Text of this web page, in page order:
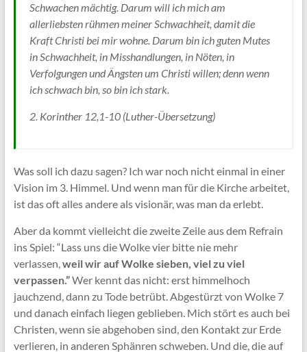
Schwachen mächtig. Darum will ich mich am
allerliebsten rühmen meiner Schwachheit, damit die
Kraft Christi bei mir wohne. Darum bin ich guten Mutes
in Schwachheit, in Misshandlungen, in Nöten, in
Verfolgungen und Ängsten um Christi willen; denn wenn
ich schwach bin, so bin ich stark.
2. Korinther 12,1-10 (Luther-Übersetzung)
Was soll ich dazu sagen? Ich war noch nicht einmal in einer
Vision im 3. Himmel. Und wenn man für die Kirche arbeitet,
ist das oft alles andere als visionär, was man da erlebt.
Aber da kommt vielleicht die zweite Zeile aus dem Refrain
ins Spiel: “Lass uns die Wolke vier bitte nie mehr
verlassen,weil wir auf Wolke sieben, viel zu viel
verpassen.”Wer kennt das nicht: erst himmelhoch
jauchzend, dann zu Tode betrübt. Abgestürzt von Wolke 7
und danach einfach liegen geblieben. Mich stört es auch bei
Christen, wenn sie abgehoben sind, den Kontakt zur Erde
verlieren, in anderen Sphänren schweben. Und die, die auf